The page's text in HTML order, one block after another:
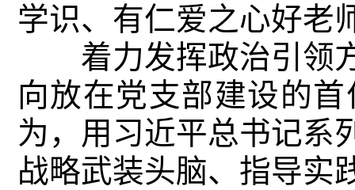
学识、有仁爱之心好老
着力发挥政治引领方
向放在党支部建设的
为，用习近平总书记系
战略武装头脑、指导实